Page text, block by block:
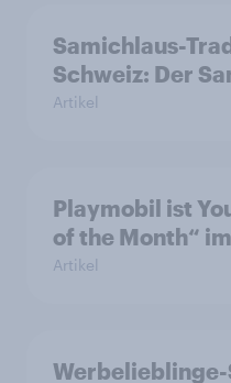
Samichlaus-
Schweiz: Der
Artikel
Playmobil ist
of the Month“
Artikel